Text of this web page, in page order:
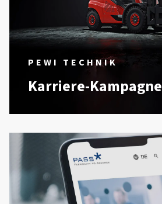
PEWI TECHNIK
Karriere-Kampagne